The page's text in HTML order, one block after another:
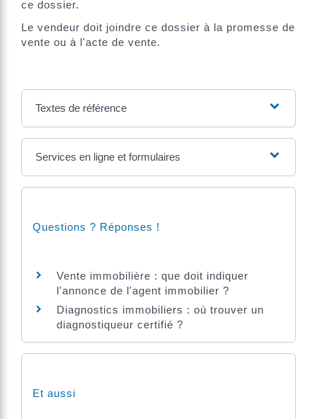
ce dossier.
Le vendeur doit joindre ce dossier à la promesse de
vente ou à l'acte de vente.
Textes de référence
Services en ligne et formulaires
Questions ? Réponses !
Vente immobilière : que doit indiquer
l'annonce de l'agent immobilier ?
Diagnostics immobiliers : où trouver un
diagnostiqueur certifié ?
Et aussi